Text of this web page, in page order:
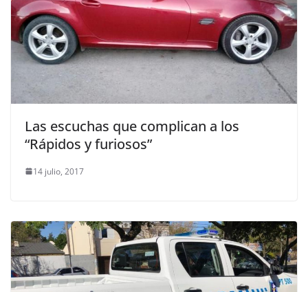
Las escuchas que complican a los
“Rápidos y furiosos”
14 julio, 2017